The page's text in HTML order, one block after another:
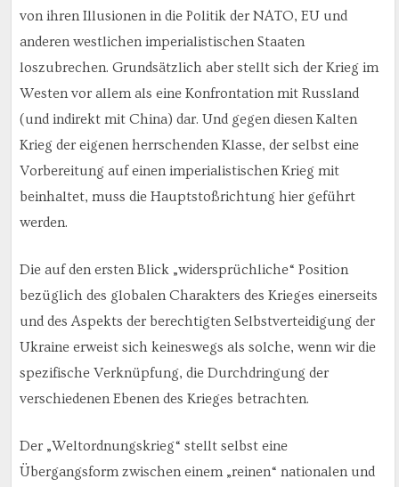
von ihren Illusionen in die Politik der NATO, EU und
anderen westlichen imperialistischen Staaten
loszubrechen. Grundsätzlich aber stellt sich der Krieg im
Westen vor allem als eine Konfrontation mit Russland
(und indirekt mit China) dar. Und gegen diesen Kalten
Krieg der eigenen herrschenden Klasse, der selbst eine
Vorbereitung auf einen imperialistischen Krieg mit
beinhaltet, muss die Hauptstoßrichtung hier geführt
werden.
Die auf den ersten Blick „widersprüchliche“ Position
bezüglich des globalen Charakters des Krieges einerseits
und des Aspekts der berechtigten Selbstverteidigung der
Ukraine erweist sich keineswegs als solche, wenn wir die
spezifische Verknüpfung, die Durchdringung der
verschiedenen Ebenen des Krieges betrachten.
Der „Weltordnungskrieg“ stellt selbst eine
Übergangsform zwischen einem „reinen“ nationalen und